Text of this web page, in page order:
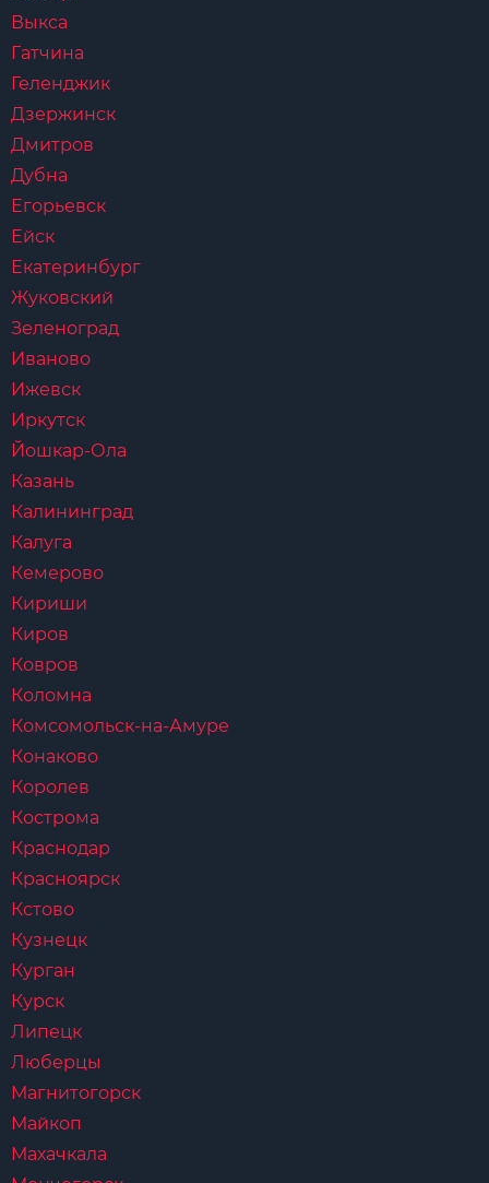
Выкса
Гатчина
Геленджик
Дзержинск
Дмитров
Дубна
Егорьевск
Ейск
Екатеринбург
Жуковский
Зеленоград
Иваново
Ижевск
Иркутск
Йошкар-Ола
Казань
Калининград
Калуга
Кемерово
Кириши
Киров
Ковров
Коломна
Комсомольск-на-Амуре
Конаково
Королев
Кострома
Краснодар
Красноярск
Кстово
Кузнецк
Курган
Курск
Липецк
Люберцы
Магнитогорск
Майкоп
Махачкала